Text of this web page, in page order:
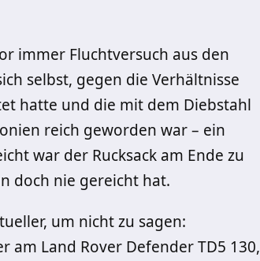
immer Fluchtversuch aus den
selbst, gegen die Verhältnisse
hatte und die mit dem Diebstahl
reich geworden war – ein
war der Rucksack am Ende zu
doch nie gereicht hat.
um nicht zu sagen:
am Land Rover Defender TD5 130,